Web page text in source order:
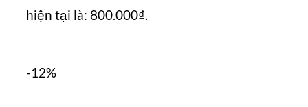
hiện tại là: 800.000₫.
-12%